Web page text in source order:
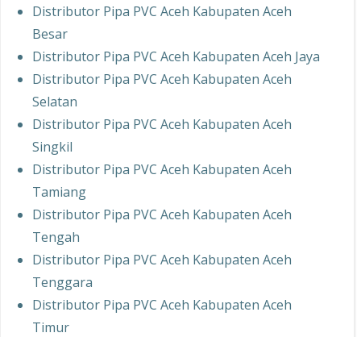
Distributor Pipa PVC Aceh Kabupaten Aceh
Besar
Distributor Pipa PVC Aceh Kabupaten Aceh Jaya
Distributor Pipa PVC Aceh Kabupaten Aceh
Selatan
Distributor Pipa PVC Aceh Kabupaten Aceh
Singkil
Distributor Pipa PVC Aceh Kabupaten Aceh
Tamiang
Distributor Pipa PVC Aceh Kabupaten Aceh
Tengah
Distributor Pipa PVC Aceh Kabupaten Aceh
Tenggara
Distributor Pipa PVC Aceh Kabupaten Aceh
Timur